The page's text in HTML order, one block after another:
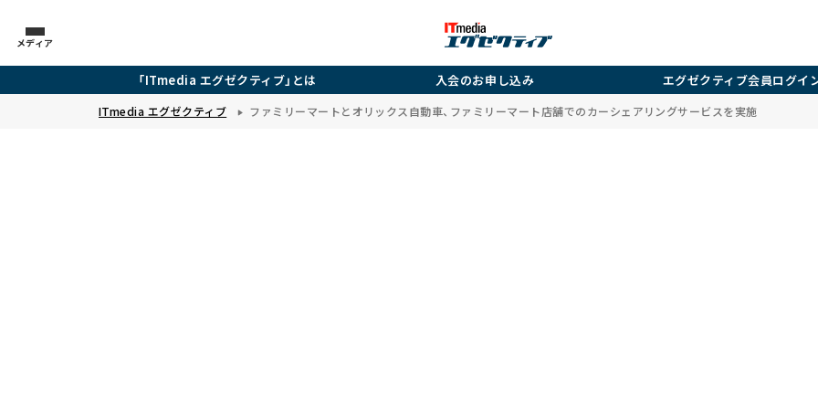
メディア
「ITmedia エグゼクティブ」とは 入会のお申し込み エグゼクティブ会員ログイ
ITmedia エグゼクティブ ファミリーマートとオリックス自動車、ファミリーマート店舗でのカーシェアリングサービスを実施